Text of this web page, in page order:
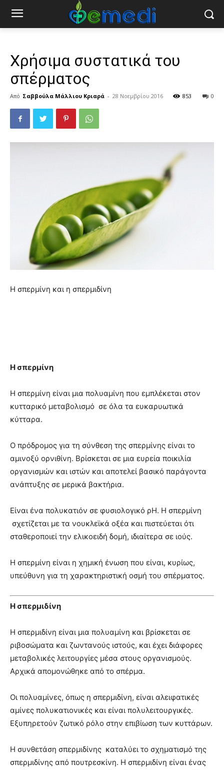
Χρήσιμα συστατικά του
σπέρματος
Από Σαββούλα Μάλλιου Κριαρά - 28 Νοεμβρίου 2016 0
853
Η σπερμίνη και η σπερμιδίνη
Η σπερμίνη
Η σπερμίνη είναι μια πολυαμίνη που εμπλέκεται στον
κυτταρικό μεταβολισμό σε όλα τα ευκαρυωτικά
κύτταρα.
Ο πρόδρομος για τη σύνθεση της σπερμίνης είναι το
αμινοξύ ορνιθίνη. Βρίσκεται σε μια ευρεία ποικιλία
οργανισμών και ιστών και αποτελεί βασικό παράγοντα
ανάπτυξης σε μερικά βακτήρια.
Είναι ένα πολυκατιόν σε φυσιολογικό ρΗ. Η σπερμίνη
σχετίζεται με τα νουκλεϊκά οξέα και πιστεύεται ότι
σταθεροποιεί την ελικοειδή δομή, ιδιαίτερα σε ιούς.
Η σπερμίνη είναι η χημική ένωση που είναι, κυρίως,
υπεύθυνη για τη χαρακτηριστική οσμή του σπέρματος.
Η σπερμιδίνη
Η σπερμιδίνη είναι μια πολυαμίνη και βρίσκεται σε
ριβοσώματα και ζωντανούς ιστούς, και έχει διάφορες
μεταβολικές λειτουργίες μέσα στους οργανισμούς.
Αρχικά απομονώθηκε από το σπέρμα.
Οι πολυαμίνες, όπως η σπερμιδίνη, είναι αλειφατικές
αμίνες πολυκατιονικές και είναι πολυλειτουργικές.
Εξυπηρετούν ζωτικό ρόλο στην επιβίωση των κυττάρων.
Η συνθετάση σπερμιδίνης καταλύει το σχηματισμό της
σπερμιδίνης από πουτρεσκίνη. Η σπερμιδίνη είναι ένας